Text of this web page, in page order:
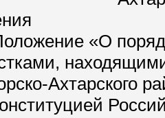
«О
Ахтарского